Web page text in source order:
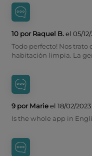
10 por Raquel B.el 05/12/
Todo perfecto! Nos
habitación limpia. La
9 por Marieel 18/02/2023
Is the whole app in